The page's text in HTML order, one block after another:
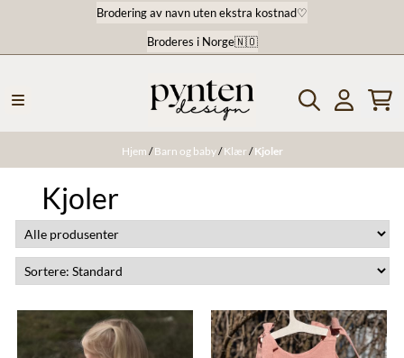
Hopp til innholdBrodering av navn uten ekstra kostnad♡
Broderes i Norge🇳🇴
Hjem /Barn og baby/Klær /Kjoler
Kjoler